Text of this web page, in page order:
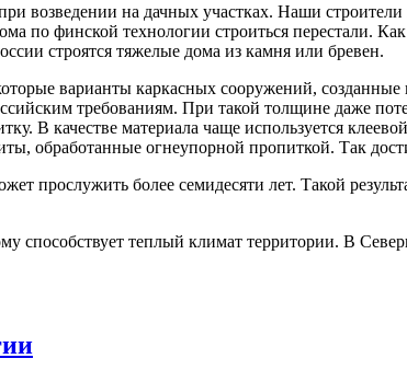
возведении на дачных участках. Наши
финской технологии строиться перестали. Как
строятся тяжелые дома из камня или бревен.
варианты каркасных сооружений,
требованиям. При такой толщине даже
В качестве материала чаще используется
обработанные огнеупорной пропиткой. Так
прослужить более семидесяти лет. Такой
теплый климат территории. В